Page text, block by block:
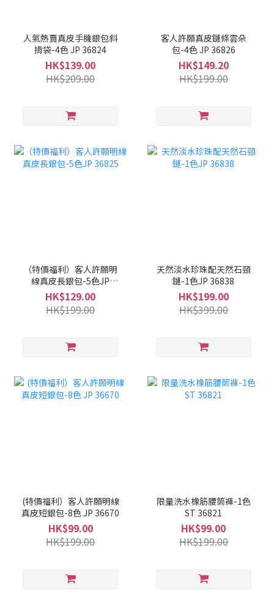
人氣熱賣真皮手機銀包斜
揹袋-4色 JP 36824
HK$139.00
HK$209.00
客人許願真皮鏈條雲朵
包-4色 JP 36826
HK$149.20
HK$199.00
（特價福利）客人許願明
線真皮長銀包-5色JP
36825
HK$129.00
HK$199.00
天然淡水珍珠配天然石頸
鏈-1色JP 36838
HK$199.00
HK$399.00
(特價福利）客人許願明線
真皮短銀包-8色 JP 36670
HK$99.00
HK$199.00
限量洗水橡筋腰筒褲-1色
ST 36821
HK$99.00
HK$199.00